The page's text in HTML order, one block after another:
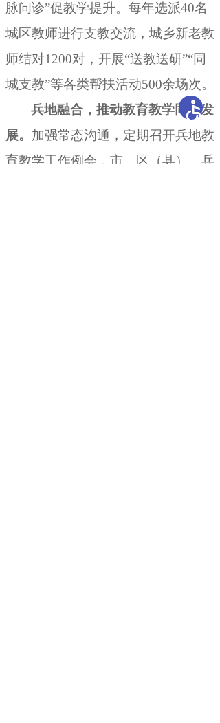
脉问诊”促教学提升。 每年选派40名
城区教师进行支教交流，城乡新老教
师结对1200对 ， 开展“送教送研”“同
城支教”等各类帮扶活动500余场次。
兵地融合 ，推动教育教学同频发
展。 加强常态沟通 ， 定期召开兵地教
育教学工作例会，市、区（县）、兵